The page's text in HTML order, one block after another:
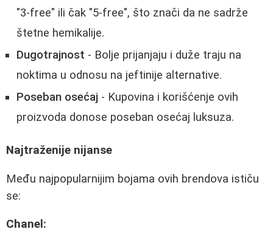
"3-free" ili čak "5-free", što znači da ne sadrže
štetne hemikalije.
Dugotrajnost - Bolje prijanjaju i duže traju na
noktima u odnosu na jeftinije alternative.
Poseban osećaj - Kupovina i korišćenje ovih
proizvoda donose poseban osećaj luksuza.
Najtraženije nijanse
Među najpopularnijim bojama ovih brendova ističu
se:
Chanel: